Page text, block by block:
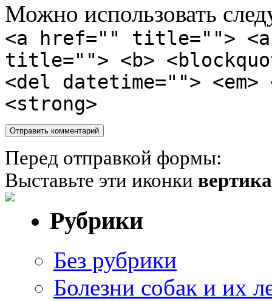
Можно использовать
<a href="" title="">
title=""> <b>
<del datetime="">
<strong>
Перед отправкой формы:
Выставьте эти иконки
Рубрики
Без рубрики
Болезни собак и их